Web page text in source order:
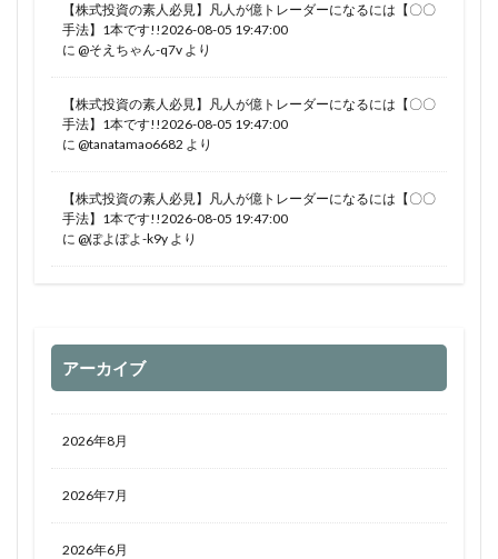
【株式投資の素人必見】凡人が億トレーダーになるには【〇〇
手法】1本です!!2026-08-05 19:47:00
に @そえちゃん-q7v より
【株式投資の素人必見】凡人が億トレーダーになるには【〇〇
手法】1本です!!2026-08-05 19:47:00
に @tanatamao6682 より
【株式投資の素人必見】凡人が億トレーダーになるには【〇〇
手法】1本です!!2026-08-05 19:47:00
に @ぽよぽよ-k9y より
アーカイブ
2026年8月
2026年7月
2026年6月